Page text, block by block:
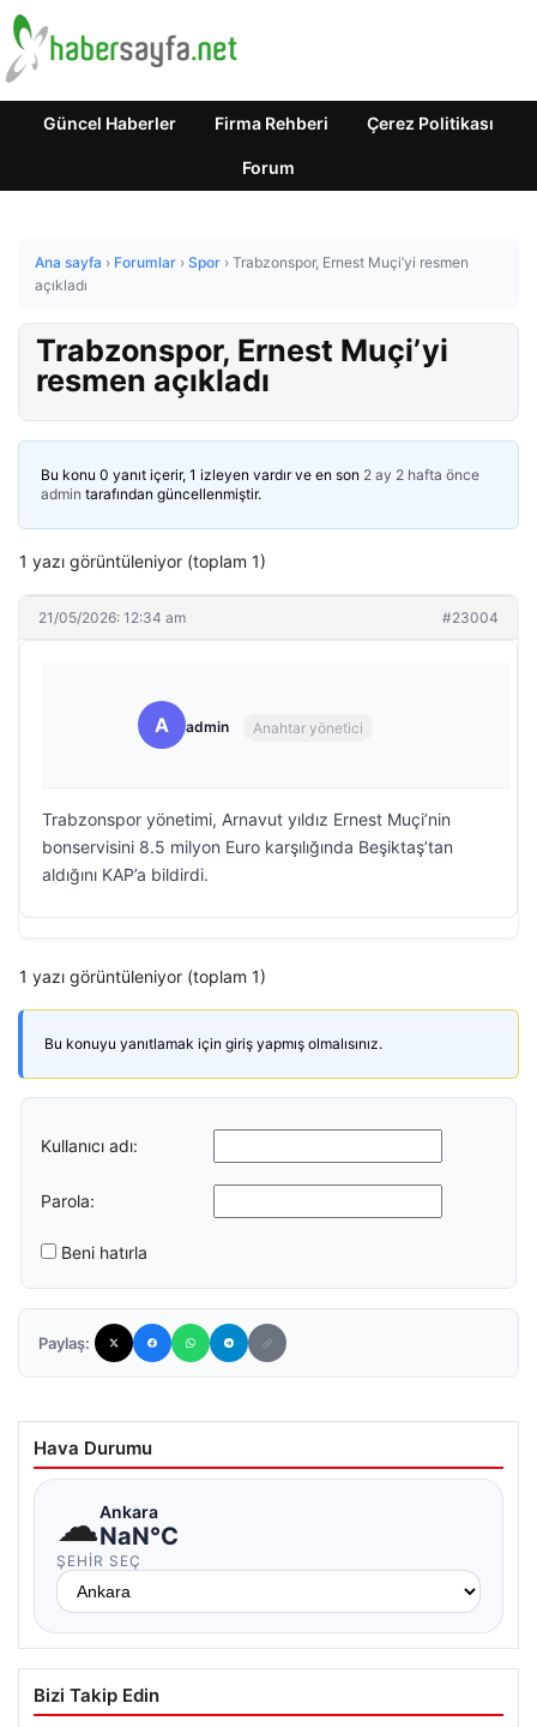
Güncel Haberler Firma Rehberi Çerez Politikası
Forum
Ana sayfa › Forumlar › Spor › Trabzonspor, Ernest Muçi’yi resmen
açıkladı
Trabzonspor, Ernest Muçi’yi
resmen açıkladı
Bu konu 0 yanıt içerir, 1 izleyen vardır ve en son 2 ay 2 hafta önce
admin tarafından güncellenmiştir.
1 yazı görüntüleniyor (toplam 1)
21/05/2026: 12:34 am #23004
A admin Anahtar yönetici
Trabzonspor yönetimi, Arnavut yıldız Ernest Muçi’nin
bonservisini 8.5 milyon Euro karşılığında Beşiktaş’tan
aldığını KAP’a bildirdi.
1 yazı görüntüleniyor (toplam 1)
Bu konuyu yanıtlamak için giriş yapmış olmalısınız.
Kullanıcı adı:
Parola:
Beni hatırla
Paylaş:
Hava Durumu
☁Ankara
NaN°C
ŞEHIR SEÇ
Bizi Takip Edin